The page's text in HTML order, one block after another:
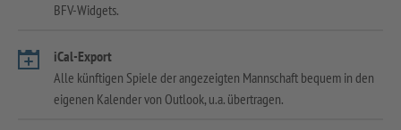
BFV-Widgets.
iCal-Export
Alle künftigen Spiele der angezeigten Mannschaft bequem in den
eigenen Kalender von Outlook, u.a. übertragen.